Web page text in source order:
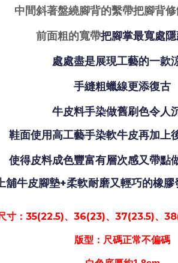
中間斜著盤繞腳背的繫帶把腳背
前面粗的寬帶把腳掌最寬處
處處盡是展現工藝的一款
手縫粗蠟線更添復古
牛皮料手染做舊刷色令人
鞋面使用高工藝手染軟牛皮再加上
使得皮料成色豐富有層次感又帶點
舖牛皮腳墊+柔軟耐磨又輕巧的橡
寸 ：35(22.5)、36(23)、37(23.5)、
版型 ：尺碼正常不偏碼